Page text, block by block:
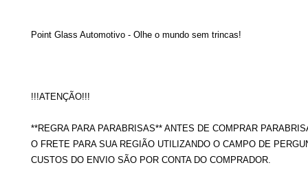
Point Glass Automotivo - Olhe o mundo sem trincas!
!!!ATENÇÃO!!!
**REGRA PARA PARABRISAS** ANTES DE COMPRAR
O FRETE PARA SUA REGIÃO UTILIZANDO O CAMPO DE
CUSTOS DO ENVIO SÃO POR CONTA DO COMPRADOR.